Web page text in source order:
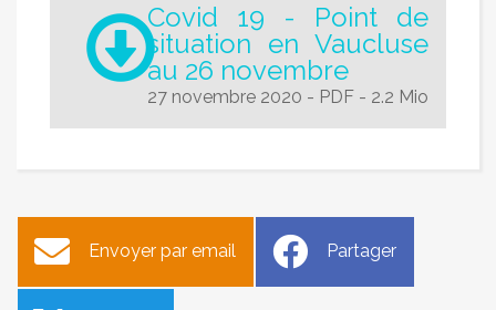
Covid 19 - Point de
situation en Vaucluse
au 26 novembre
27 novembre 2020 - PDF - 2.2 Mio
Envoyer par email Partager